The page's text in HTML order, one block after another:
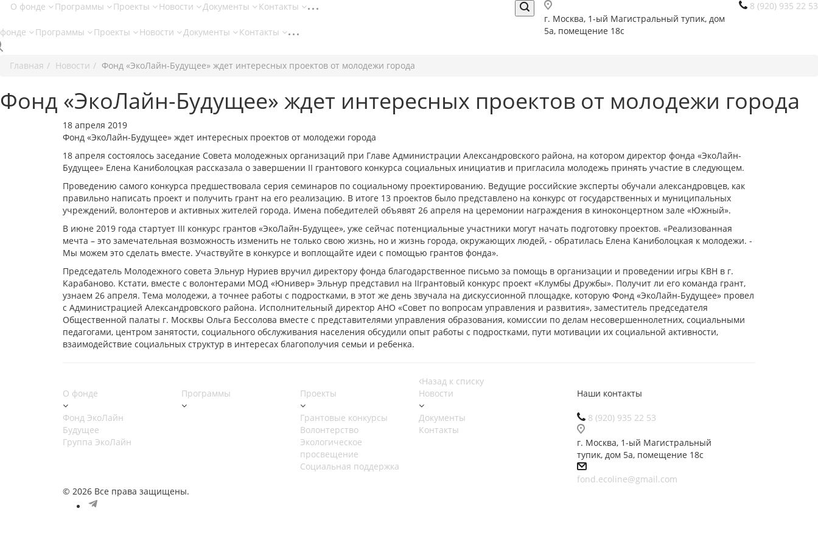
8 (920) 935 22 53
г. Москва, 1-ый Магистральный тупик, дом
5а, помещение 18с
О фонде Программы Проекты Новости Документы Контакты
Программы Проекты Новости Документы Контакты
Главная Новости Фонд «ЭкоЛайн-Будущее» ждет интересных проектов от молодежи города
Фонд «ЭкоЛайн-Будущее» ждет интересных проектов от молодежи города
18 апреля 2019
Фонд «ЭкоЛайн-Будущее» ждет интересных проектов от молодежи города
18 апреля состоялось заседание Совета молодежных организаций при Главе Администрации Александровского района, на котором директор фонда «ЭкоЛайн-
Будущее» Елена Каниболоцкая рассказала о завершении II грантового конкурса социальных инициатив и пригласила молодежь принять участие в следующем.
Проведению самого конкурса предшествовала серия семинаров по социальному проектированию. Ведущие российские эксперты обучали александровцев, как
правильно написать проект и получить грант на его реализацию. В итоге 13 проектов было представлено на конкурс от государственных и муниципальных
учреждений, волонтеров и активных жителей города. Имена победителей объявят 26 апреля на церемонии награждения в киноконцертном зале «Южный».
В июне 2019 года стартует III конкурс грантов «ЭкоЛайн-Будущее», уже сейчас потенциальные участники могут начать подготовку проектов. «Реализованная
мечта – это замечательная возможность изменить не только свою жизнь, но и жизнь города, окружающих людей, - обратилась Елена Каниболоцкая к молодежи. -
Мы можем это сделать вместе. Участвуйте в конкурсе и воплощайте идеи с помощью грантов фонда».
Председатель Молодежного совета Эльнур Нуриев вручил директору фонда благодарственное письмо за помощь в организации и проведении игры КВН в г.
Карабаново. Кстати, вместе с волонтерами МОД «Юнивер» Эльнур представил на IIгрантовый конкурс проект «Клумбы Дружбы». Получит ли его команда грант,
узнаем 26 апреля. Тема молодежи, а точнее работы с подростками, в этот же день звучала на дискуссионной площадке, которую Фонд «ЭкоЛайн-Будущее» провел
с Администрацией Александровского района. Исполнительный директор АНО «Совет по вопросам управления и развития», заместитель председателя
Общественной палаты г. Москвы Ольга Бессолова вместе с представителями управления образования, комиссии по делам несовершеннолетних, социальными
педагогами, центром занятости, социального обслуживания населения обсудили опыт работы с подростками, пути мотивации их социальной активности,
взаимодействие социальных структур в интересах благополучия семьи и ребенка.
Назад к списку
О фонде
Фонд ЭкоЛайн
Будущее
Группа ЭкоЛайн
Программы Проекты
Грантовые конкурсы
Волонтерство
Экологическое
просвещение
Социальная поддержка
Новости
Документы
Контакты
Наши контакты
8 (920) 935 22 53
г. Москва, 1-ый Магистральный
тупик, дом 5а, помещение 18с
fond.ecoline@gmail.com
© 2026 Все права защищены.